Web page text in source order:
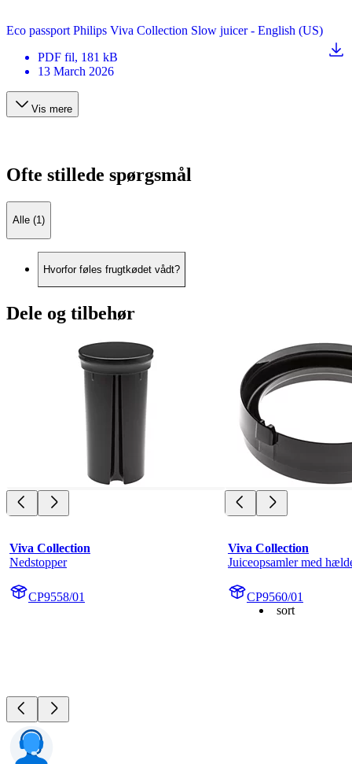
Eco passport Philips Viva Collection Slow juicer - English (US)
PDF fil, 181 kB
13 March 2026
Vis mere
Ofte stillede spørgsmål
Alle (1)
Hvorfor føles frugtkødet vådt?
Dele og tilbehør
Viva Collection
Nedstopper
CP9558/01
Viva Collection
Juiceopsamler med
CP9560/01
sort